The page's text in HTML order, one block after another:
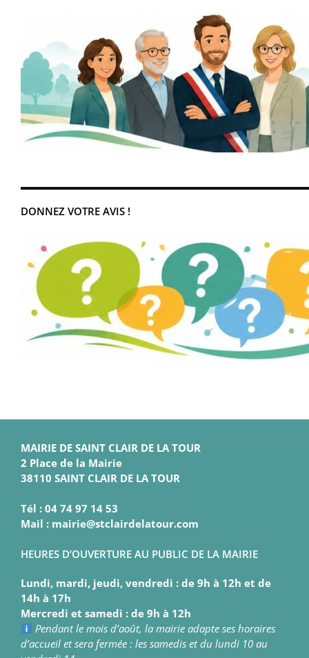
DONNEZ VOTRE AVIS !
MAIRIE DE SAINT CLAIR DE LA TOUR
2 Place de la Mairie
38110 SAINT CLAIR DE LA TOUR
Tél : 04 74 97 14 53
Mail : mairie@stclairdelatour.com
HEURES D’OUVERTURE AU PUBLIC DE LA MAIRIE
Lundi, mardi, jeudi, vendredi : de 9h à 12h et de
14h à 17h
Mercredi et samedi : de 9h à 12h
Pendant le mois d’août, la mairie adapte ses horaires
d’accueil et sera fermée : les samedis et du lundi 10 au